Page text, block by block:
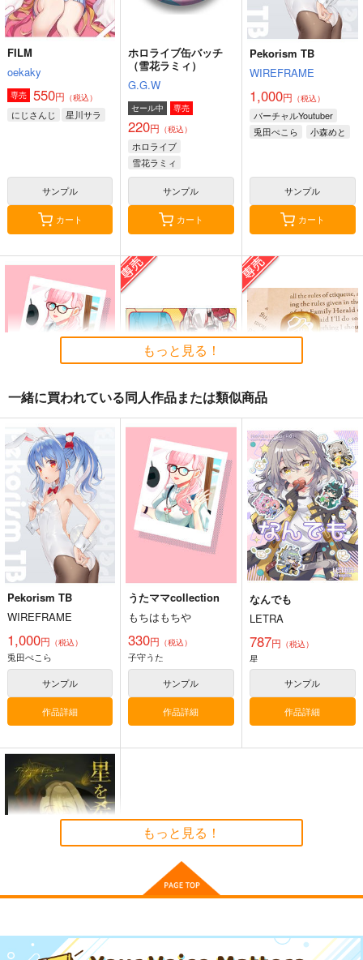
FILM
oekaky
専売 550円 （税込）
にじさんじ 星川サラ
サンプル
カート
ホロライブ缶バッチ
（雪花ラミィ）
G.G.W
セール中 専売
220円 （税込）
ホロライブ
雪花ラミィ
サンプル
カート
Pekorism TB
WIREFRAME
1,000円 （税込）
バーチャルYoutuber
兎田ぺこら
小森めと
サンプル
カート
うたママcollection
もちはもちや
330円（税込）
バーチャルYoutuber
子守うた
サンプル
カート
ホロライブ・ICステッ
カー（百鬼あやめ2）
G.G.W
セール中 専売
330円（税込）
ホロライブ
百鬼あやめ
カート
にじさんじENイメー
ジダイス（ルカ・カネ
シロ）
G.G.W
専売 660円（税込）
にじさんじ
ルカ・カネシロ
サンプル
もっと見る！
一緒に買われている同人作品または類似商品
Pekorism TB
WIREFRAME
1,000円 （税込）
兎田ぺこら
サンプル
作品詳細
うたママcollection
もちはもちや
330円 （税込）
子守うた
サンプル
作品詳細
なんでも
LETRA
787円 （税込）
星
サンプル
作品詳細
おつけもの
もっと見る！